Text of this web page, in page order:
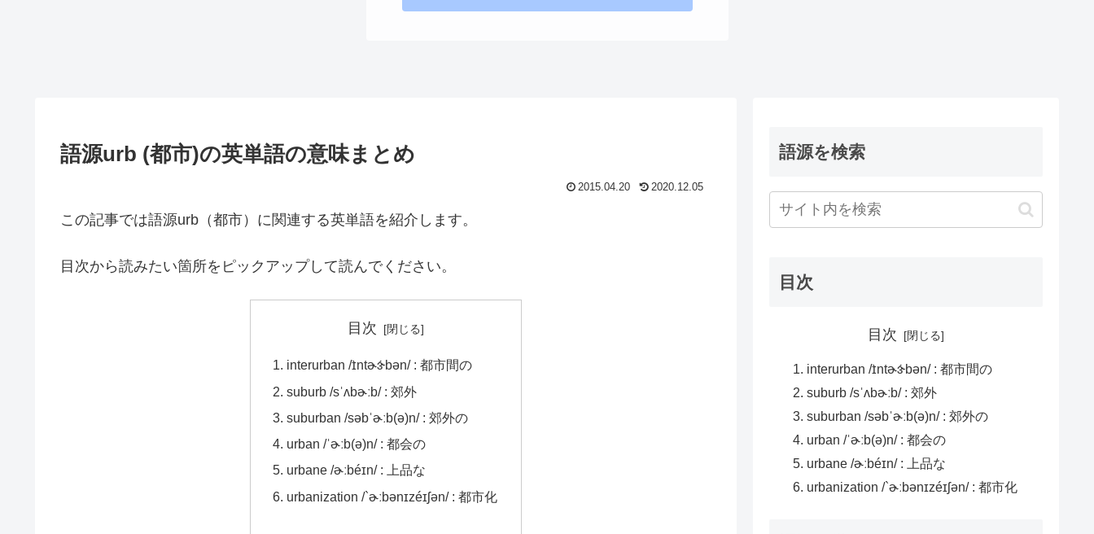
語源urb (都市)の英単語の意味まとめ
2015.04.20 2020.12.05
この記事では語源urb（都市）に関連する英単語を紹介します。
目次から読みたい箇所をピックアップして読んでください。
目次
interurban /ɪ̀ntɚɝ́bən/ : 都市間の
suburb /sˈʌbɚːb/ : 郊外
suburban /səbˈɚːb(ə)n/ : 郊外の
urban /ˈɚːb(ə)n/ : 都会の
urbane /ɚːbéɪn/ : 上品な
urbanization /`ɚːbənɪzéɪʃən/ : 都市化
語源を検索
目次
目次
interurban /ɪ̀ntɚɝ́bən/ : 都市間の
suburb /sˈʌbɚːb/ : 郊外
suburban /səbˈɚːb(ə)n/ : 郊外の
urban /ˈɚːb(ə)n/ : 都会の
urbane /ɚːbéɪn/ : 上品な
urbanization /`ɚːbənɪzéɪʃən/ : 都市化